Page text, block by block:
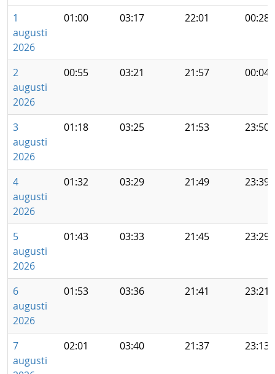
1
augusti
2026
01:00 03:17 22:01 00:28
2
augusti
2026
00:55 03:21 21:57 00:04
3
augusti
2026
01:18 03:25 21:53 23:50
4
augusti
2026
01:32 03:29 21:49 23:39
5
augusti
2026
01:43 03:33 21:45 23:29
6
augusti
2026
01:53 03:36 21:41 23:21
7
augusti
02:01 03:40 21:37 23:13